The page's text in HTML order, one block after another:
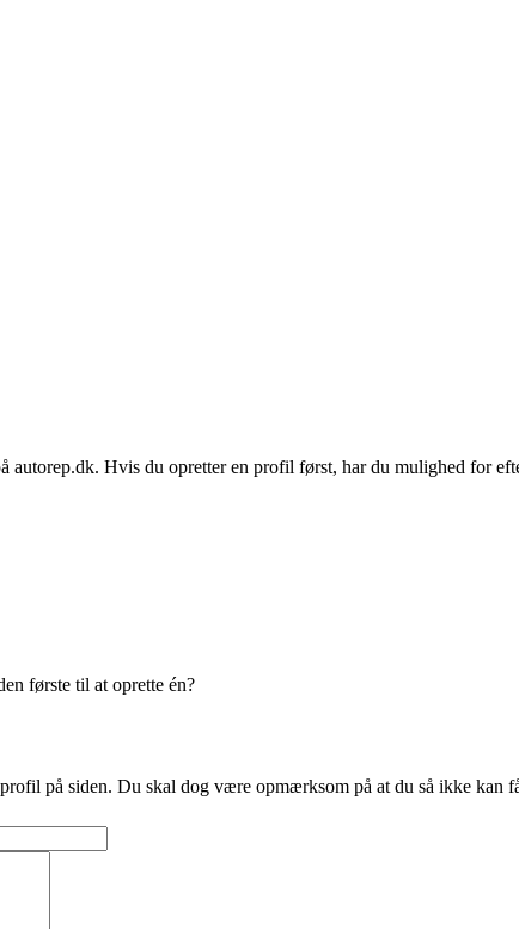
autorep.dk. Hvis du opretter en profil først, har du mulighed for
første til at oprette én?
på siden. Du skal dog være opmærksom på at du så ikke kan